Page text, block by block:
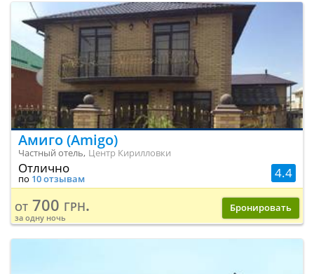
Амиго (Amigo)
Частный отель, Центр Кирилловки
4.4
Отлично
по 10 отзывам
от 700 грн.
за одну ночь
Бронировать